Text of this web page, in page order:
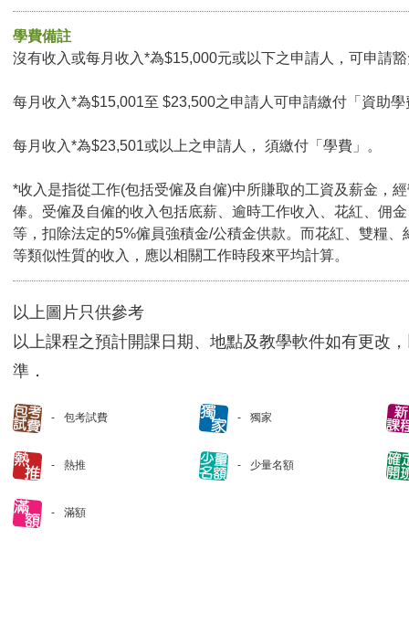
學費備註
沒有收入或每月收入*為$15,000元或以下之申請人，可申請
每月收入*為$15,001至 $23,500之申請人可申請繳付「資助學
每月收入*為$23,501或以上之申請人， 須繳付「學費」。
*收入是指從工作(包括受僱及自僱)中所賺取的工資及薪金，
俸。受僱及自僱的收入包括底薪、逾時工作收入、花紅、佣
等，扣除法定的5%僱員強積金/公積金供款。而花紅、雙糧、
等類似性質的收入，應以相關工作時段來平均計算。
以上圖片只供參考
以上課程之預計開課日期、地點及教學軟件如有更改
準．
包考試費 獨家
熱推 少量名額
滿額